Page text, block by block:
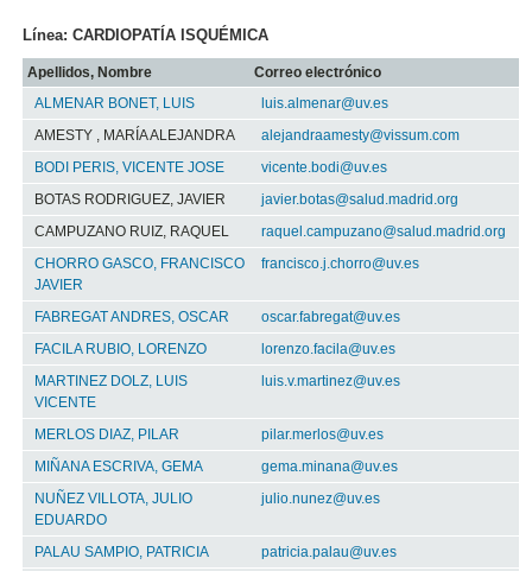
Línea: CARDIOPATÍA ISQUÉMICA
Apellidos, Nombre
Correo electrónico
ALMENAR BONET, LUIS
luis.almenar@uv.es
AMESTY , MARÍA ALEJANDRA
alejandraamesty@vissum.com
BODI PERIS, VICENTE JOSE
vicente.bodi@uv.es
BOTAS RODRIGUEZ, JAVIER
javier.botas@salud.madrid.org
CAMPUZANO RUIZ, RAQUEL
raquel.campuzano@salud.madrid.org
CHORRO GASCO, FRANCISCO
JAVIER
francisco.j.chorro@uv.es
FABREGAT ANDRES, OSCAR
oscar.fabregat@uv.es
FACILA RUBIO, LORENZO
lorenzo.facila@uv.es
MARTINEZ DOLZ, LUIS
VICENTE
luis.v.martinez@uv.es
MERLOS DIAZ, PILAR
pilar.merlos@uv.es
MIÑANA ESCRIVA, GEMA
gema.minana@uv.es
NUÑEZ VILLOTA, JULIO
EDUARDO
julio.nunez@uv.es
PALAU SAMPIO, PATRICIA
patricia.palau@uv.es